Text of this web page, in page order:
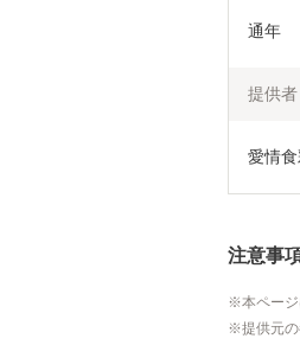
通年
提供者
愛情
注意事
本ペー
提供元